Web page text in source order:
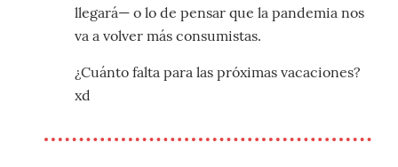
llegará— o lo de pensar que la pandemia nos
va a volver más consumistas.
¿Cuánto falta para las próximas vacaciones?
xd